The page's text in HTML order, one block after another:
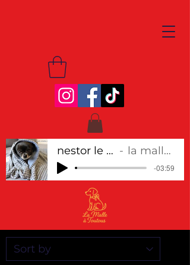
nestor le chihuahua la malle à toutous
-03:59